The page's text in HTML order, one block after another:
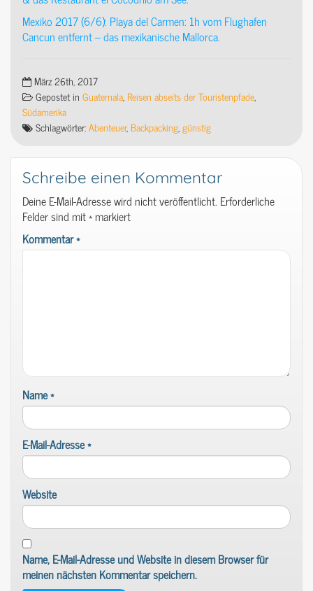
Mexiko 2017 (6/6): Playa del Carmen: 1h vom Flughafen
Cancun entfernt – das mexikanische Mallorca.
März 26th, 2017
Gepostet in Guatemala, Reisen abseits der Touristenpfade,
Südamerika
Schlagwörter:Abenteuer, Backpacking,günstig
Schreibe einen Kommentar
Deine E-Mail-Adresse wird nicht veröffentlicht. Erforderliche
Felder sind mit*markiert
Kommentar*
Name*
E-Mail-Adresse*
Website
Name, E-Mail-Adresse und Website in diesem Browser für
meinen nächsten Kommentar speichern.